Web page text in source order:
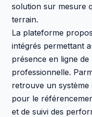
solution sur mesure
terrain.
La plateforme
intégrés permettant
présence en ligne
professionnelle.
retrouve un système
pour le
et de suivi des